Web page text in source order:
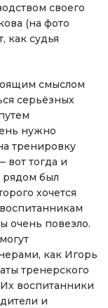
своего
(на фото
как судья
смыслом
серьёзных
нужно
тренировку
вот тогда и
рядом был
хочется
очень повезло.
как Игорь
тренерского
Их воспитанники
и